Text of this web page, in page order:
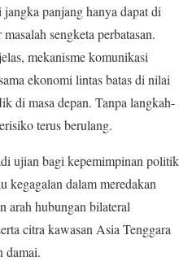
panjang hanya dapat di
sengketa perbatasan.
mekanisme komunikasi
ekonomi lintas batas di nilai
di masa depan. Tanpa langkah-
terus berulang.
ujian bagi kepemimpinan politik
kegagalan dalam meredakan
arah hubungan bilateral
citra kawasan Asia Tenggara
damai.